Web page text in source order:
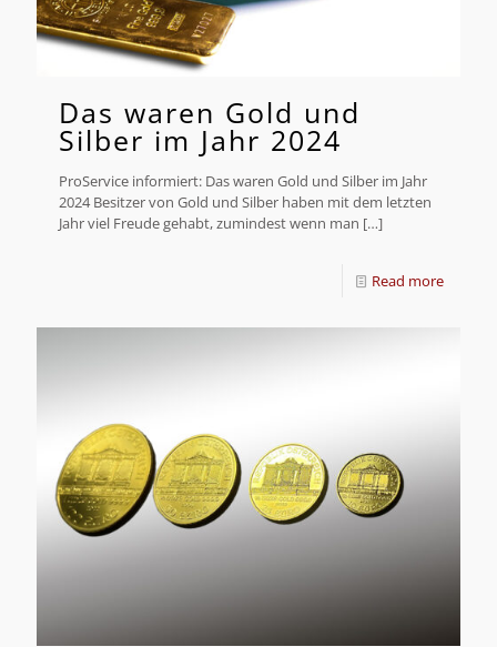
Das waren Gold und
Silber im Jahr 2024
ProService informiert: Das waren Gold und Silber im Jahr
2024 Besitzer von Gold und Silber haben mit dem letzten
Jahr viel Freude gehabt, zumindest wenn man […]
Read more